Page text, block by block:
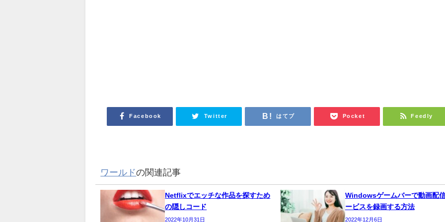
Facebook Twitter はてブ Pocket Feedly
ワールドの関連記事
Netflixでエッチな作品を探すため
の隠しコード
2022年10月31日
Windowsゲームバーで動画配
ービスを録画する方法
2022年12月6日